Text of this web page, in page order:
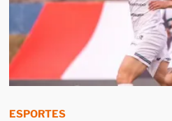
ESPORTES